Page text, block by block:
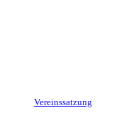
Vereinssatzung